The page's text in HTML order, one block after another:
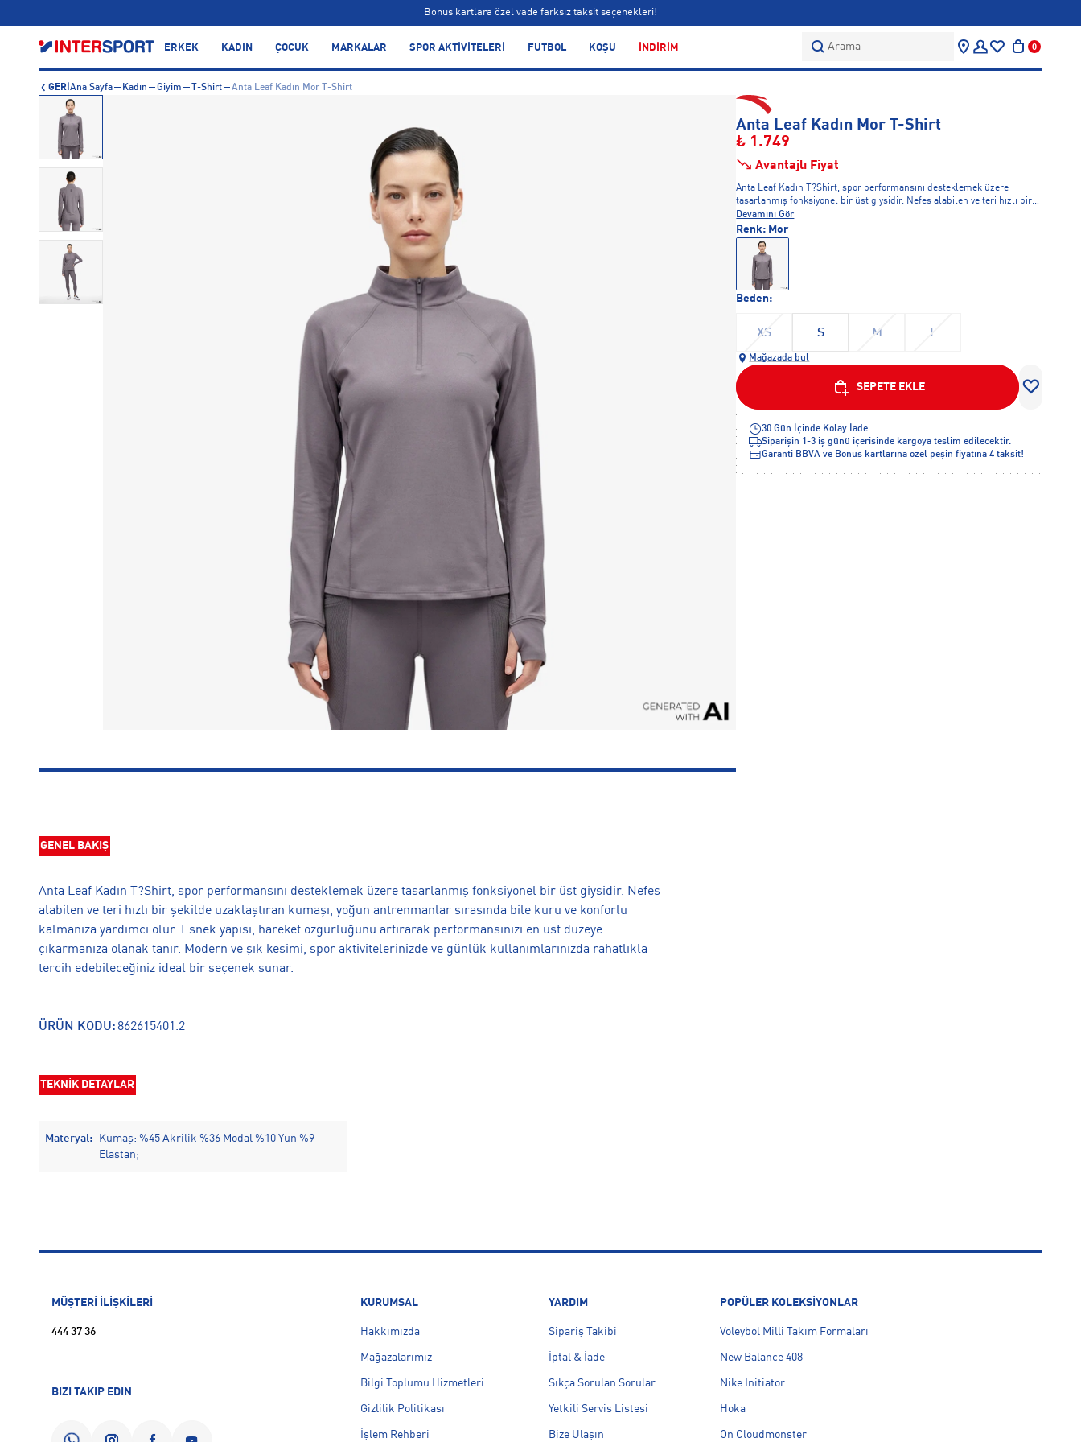
Bonus kartlara özel vade farksız taksit seçenekleri!
ERKEK KADIN ÇOCUK MARKALAR SPOR AKTİVİTELERİ FUTBOL KOŞU İNDİRİM Arama 0
GERİ Ana Sayfa Kadın Giyim T-Shirt Anta Leaf Kadın Mor T-Shirt
GENEL BAKIŞ
Anta Leaf Kadın T?Shirt, spor performansını desteklemek üzere tasarlanmış fonksiyonel bir üst giysidir. Nefes
alabilen ve teri hızlı bir şekilde uzaklaştıran kumaşı, yoğun antrenmanlar sırasında bile kuru ve konforlu
kalmanıza yardımcı olur. Esnek yapısı, hareket özgürlüğünü artırarak performansınızı en üst düzeye
çıkarmanıza olanak tanır. Modern ve şık kesimi, spor aktivitelerinizde ve günlük kullanımlarınızda rahatlıkla
tercih edebileceğiniz ideal bir seçenek sunar.
ÜRÜN KODU:862615401.2
TEKNİK DETAYLAR
Materyal:
Kumaş: %45 Akrilik %36 Modal %10 Yün %9
Elastan;
Anta Leaf Kadın Mor T-Shirt
₺ 1.749
Avantajlı Fiyat
Anta Leaf Kadın T?Shirt, spor performansını desteklemek üzere
tasarlanmış fonksiyonel bir üst giysidir. Nefes alabilen ve teri hızlı bir
şekilde uzaklaştıran kumaşı, yoğun antrenmanlar sırasında bile kuru
ve konforlu kalmanıza yardımcı olur. Esnek yapısı, hareket özgürlüğünü
artırarak performansınızı en üst düzeye çıkarmanıza olanak tanır.
Modern ve şık kesimi, spor aktivitelerinizde ve günlük
kullanımlarınızda rahatlıkla tercih edebileceğiniz ideal bir seçenek
sunar.
Devamını Gör
Beden:
XS S M L
Renk: Mor
Mağazada bul
SEPETE EKLE
30 Gün İçinde Kolay İade
Siparişin 1-3 iş günü içerisinde kargoya teslim edilecektir.
Garanti BBVA ve Bonus kartlarına özel peşin fiyatına 4 taksit!
MÜŞTERİ İLİŞKİLERİ
444 37 36
BİZİ TAKİP EDİN
KURUMSAL
Hakkımızda
Mağazalarımız
Bilgi Toplumu Hizmetleri
Gizlilik Politikası
İşlem Rehberi
YARDIM
Sipariş Takibi
İptal & İade
Sıkça Sorulan Sorular
Yetkili Servis Listesi
Bize Ulaşın
POPÜLER KOLEKSİYONLAR
Voleybol Milli Takım Formaları
New Balance 408
Nike Initiator
Hoka
On Cloudmonster